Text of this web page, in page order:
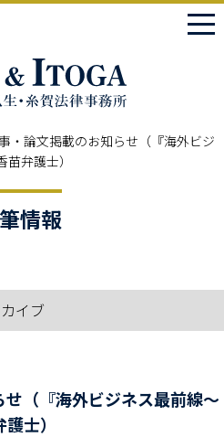
・論文掲載のお知らせ（『海外ビジ
弁護士）
情報
イブ
（『海外ビジネス最前線～
士）